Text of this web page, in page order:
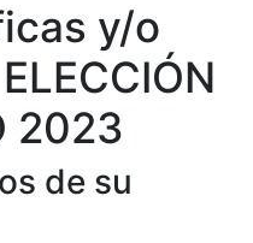
y/o
2023
de su